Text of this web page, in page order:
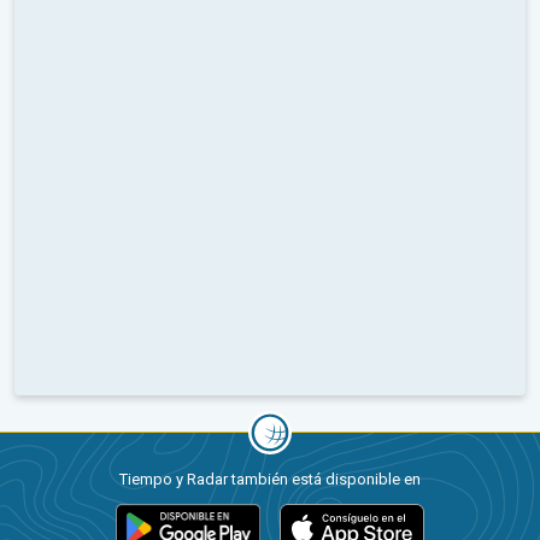
Tiempo y Radar también está disponible en